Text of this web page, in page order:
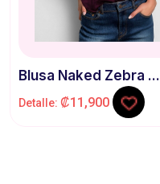
Blusa Naked Zebra ...
Detalle: ₡11,900